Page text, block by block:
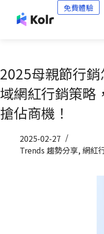
免費體驗
2025母親節行
域網紅行銷策略
搶佔商機！
2025-02-27
Trends 趨勢分享,網紅